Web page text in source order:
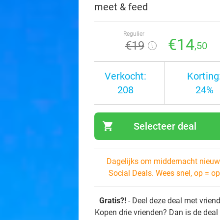
meet & feed
Regulier
€19 €14,50
Verkocht:
208
24%
shopping_cart Selecteer deal
Dagelijks om middernacht
Social Deals. Wees snel, op =
Gratis?! - Deel deze deal met
Kopen drie vrienden? Dan is de